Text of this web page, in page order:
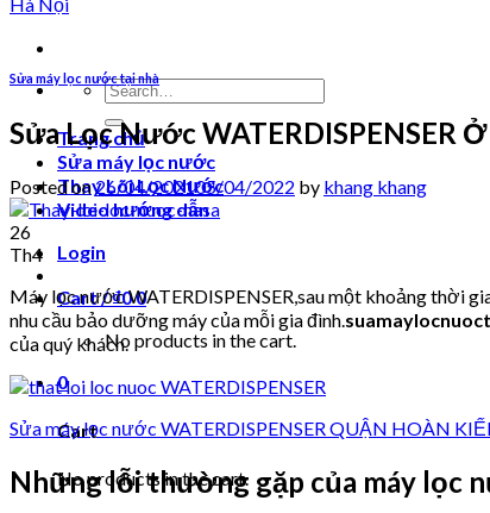
Search
for:
Trang chủ
Sửa máy lọc nước
Thay Lõi Lọc Nước
Video hướng dẫn
Login
Cart /₫00
No products in the cart.
0
Cart
No products in the cart.
Sửa máy lọc nước tại nhà
Sửa Lọc Nước WATERDISPENSER
Posted on26/04/202105/04/2022 by khang khang
26
Th4
Máy lọc nước WATERDISPENSER,sau một khoảng thời
nhu cầu bảo dưỡng máy của mỗi gia đình.
của quý khách.
Sửa máy lọc nước WATERDISPENSER QUẬN HOÀN
Những lỗi thường gặp của máy lọc